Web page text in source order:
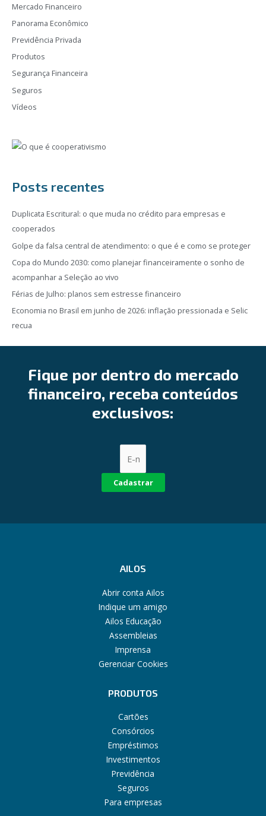
Mercado Financeiro
Panorama Econômico
Previdência Privada
Produtos
Segurança Financeira
Seguros
Vídeos
Posts recentes
Duplicata Escritural: o que muda no crédito para empresas e
cooperados
Golpe da falsa central de atendimento: o que é e como se proteger
Copa do Mundo 2030: como planejar financeiramente o sonho de
acompanhar a Seleção ao vivo
Férias de Julho: planos sem estresse financeiro
Economia no Brasil em junho de 2026: inflação pressionada e Selic
recua
Fique por dentro do mercado
financeiro, receba conteúdos
exclusivos:
Cadastrar
AILOS
Abrir conta Ailos
Indique um amigo
Ailos Educação
Assembleias
Imprensa
Gerenciar Cookies
PRODUTOS
Cartões
Consórcios
Empréstimos
Investimentos
Previdência
Seguros
Para empresas